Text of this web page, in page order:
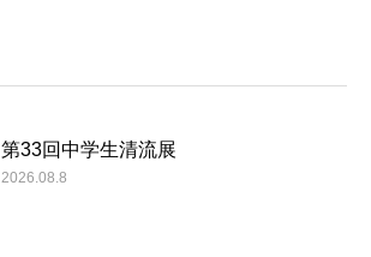
第33回中学生清流展
2026.08.8